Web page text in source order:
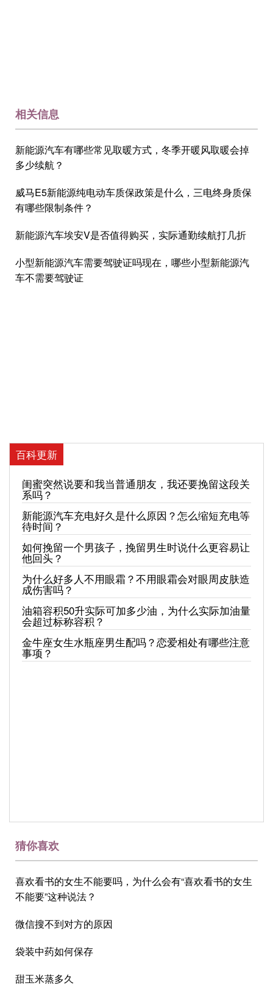
相关信息
新能源汽车有哪些常见取暖方式，冬季开暖风取暖会掉
多少续航？
威马E5新能源纯电动车质保政策是什么，三电终身质保
有哪些限制条件？
新能源汽车埃安V是否值得购买，实际通勤续航打几折
小型新能源汽车需要驾驶证吗现在，哪些小型新能源汽
车不需要驾驶证
百科更新
闺蜜突然说要和我当普通朋友，我还要挽留这段关
系吗？
新能源汽车充电好久是什么原因？怎么缩短充电等
待时间？
如何挽留一个男孩子，挽留男生时说什么更容易让
他回头？
为什么好多人不用眼霜？不用眼霜会对眼周皮肤造
成伤害吗？
油箱容积50升实际可加多少油，为什么实际加油量
会超过标称容积？
金牛座女生水瓶座男生配吗？恋爱相处有哪些注意
事项？
猜你喜欢
喜欢看书的女生不能要吗，为什么会有“喜欢看书的女生
不能要”这种说法？
微信搜不到对方的原因
袋装中药如何保存
甜玉米蒸多久